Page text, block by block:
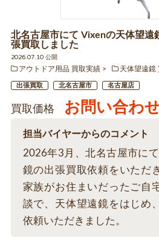
北名古屋市にて Vixenの天体望遠
張買取しました
2026.07.10 公開
アウトドア用品 買取実績
天体望遠鏡
出張買取 北名古屋市 名古屋店
買取価格 お問い合わ
担当バイヤーからのコメント
2026年3月、北名古屋市に
鏡の出張買取依頼をいただ
家族がお住まいだったご自
談で、天体望遠鏡をはじめ
依頼いただきました。